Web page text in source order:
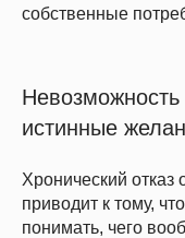
собственные
Невозможность
истинные
Хронический отказ
приводит к тому,
понимать, чего